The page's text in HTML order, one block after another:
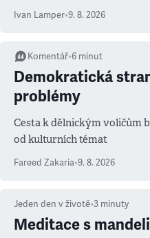
Ivan Lamper•9. 8. 2026
Komentář•6 minut
Demokratická
problémy
Cesta k dělnickým voličům
od kulturních témat
Fareed Zakaria•9. 8. 2026
Jeden den v životě•3 minuty
Meditace s